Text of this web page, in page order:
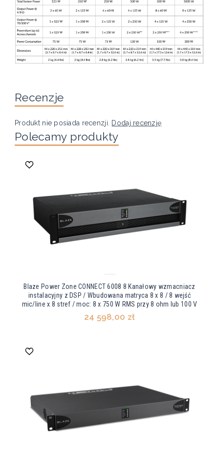
Recenzje
Produkt nie posiada recenzji. Dodaj recenzję
Polecamy produkty
Blaze Power Zone CONNECT 6008 8 Kanałowy wzmacniacz
instalacyjny z DSP / Wbudowana matryca 8 x 8 / 8 wejść
mic/line x 8 stref / moc: 8 x 750 W RMS przy 8 ohm lub 100 V
24 598,00 zł